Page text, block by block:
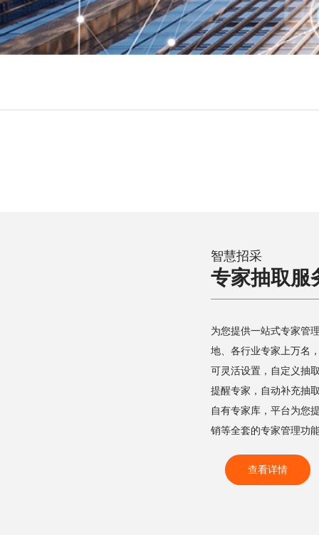
智慧招采
专家抽取服
为您提供一站式专家管
地、各行业专家上万名
可灵活设置，自定义抽
提醒专家，自动补充抽
自有专家库，平台为您
销等全套的专家管理功
查看详情